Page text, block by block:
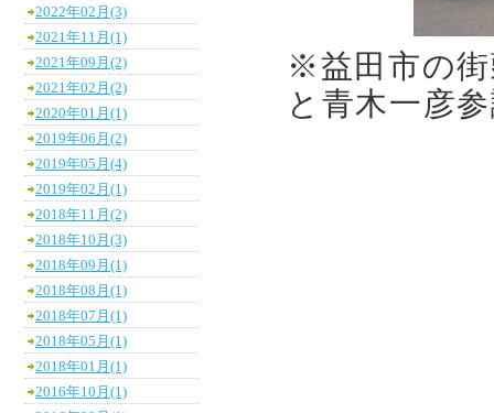
※益田市の街
と青木一彦
2022年02月(3)
2021年11月(1)
2021年09月(2)
2021年02月(2)
2020年01月(1)
2019年06月(2)
2019年05月(4)
2019年02月(1)
2018年11月(2)
2018年10月(3)
2018年09月(1)
2018年08月(1)
2018年07月(1)
2018年05月(1)
2018年01月(1)
2016年10月(1)